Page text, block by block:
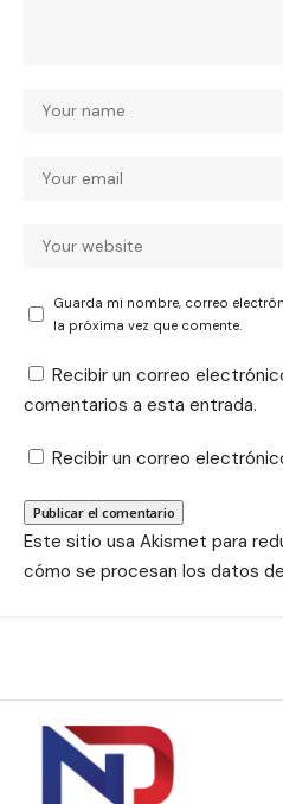
Guarda mi nombre, correo
la próxima vez que comente.
Recibir un correo
comentarios a esta entrada.
Recibir un correo
Este sitio usa Akismet para
cómo se procesan los datos